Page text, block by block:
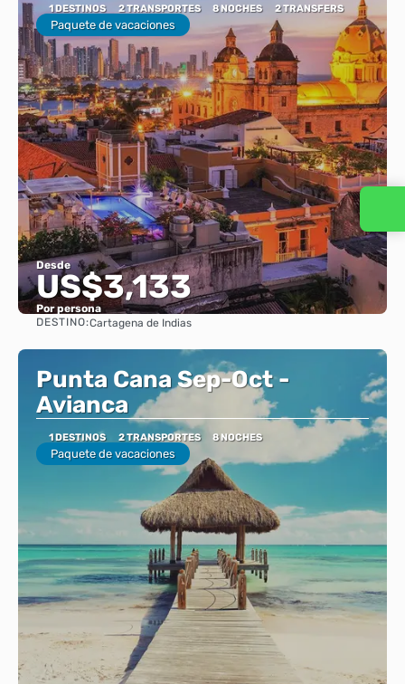
1 DESTINOS 2 TRANSPORTES 8 NOCHES 2 TRANSFERS
Paquete de vacaciones
Desde
US$3,133
Por persona
DESTINO:Cartagena de Indias
Punta Cana Sep-Oct -
Avianca
1 DESTINOS 2 TRANSPORTES 8 NOCHES
Paquete de vacaciones
Contacta con nosotros